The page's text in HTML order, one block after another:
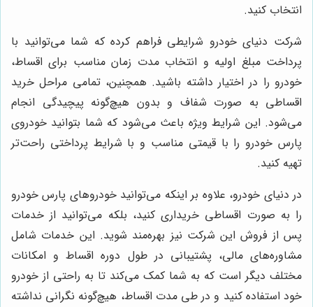
انتخاب کنید.
شرکت دنیای خودرو شرایطی فراهم کرده که شما می‌توانید با
پرداخت مبلغ اولیه و انتخاب مدت زمان مناسب برای اقساط،
خودرو را در اختیار داشته باشید. همچنین، تمامی مراحل خرید
اقساطی به صورت شفاف و بدون هیچ‌گونه پیچیدگی انجام
می‌شود. این شرایط ویژه باعث می‌شود که شما بتوانید خودروی
پارس خودرو را با قیمتی مناسب و با شرایط پرداختی راحت‌تر
تهیه کنید.
در دنیای خودرو، علاوه بر اینکه می‌توانید خودروهای پارس خودرو
را به صورت اقساطی خریداری کنید، بلکه می‌توانید از خدمات
پس از فروش این شرکت نیز بهره‌مند شوید. این خدمات شامل
مشاوره‌های مالی، پشتیبانی در طول دوره اقساط و امکانات
مختلف دیگر است که به شما کمک می‌کند تا به راحتی از خودرو
خود استفاده کنید و در طی مدت اقساط، هیچ‌گونه نگرانی نداشته